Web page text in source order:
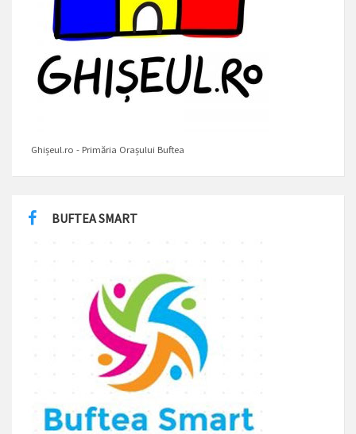
Ghișeul.ro - Primăria Orașului Buftea
BUFTEA SMART